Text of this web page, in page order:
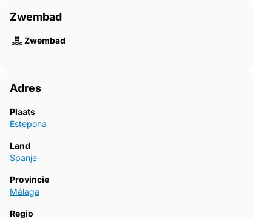
Zwembad
Zwembad
Adres
Plaats
Estepona
Land
Spanje
Provincie
Málaga
Regio